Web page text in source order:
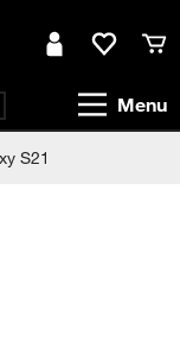
Menu
Moje kontoUlubione
S21